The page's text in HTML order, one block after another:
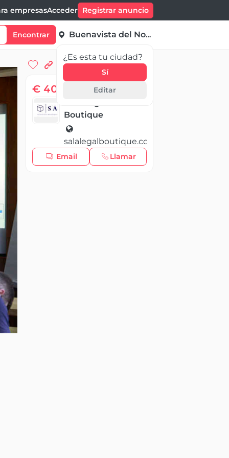
empresasAcceder Registrar anuncio
Encontrar Buenavista del Norte
¿Es esta tu ciudad?
Sí
Editar
€ 400,00
Boutique
salalegalboutique.com
Email Llamar